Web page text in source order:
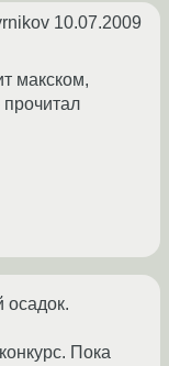
10.07.2009
макском,
прочитал
осадок.
Пока